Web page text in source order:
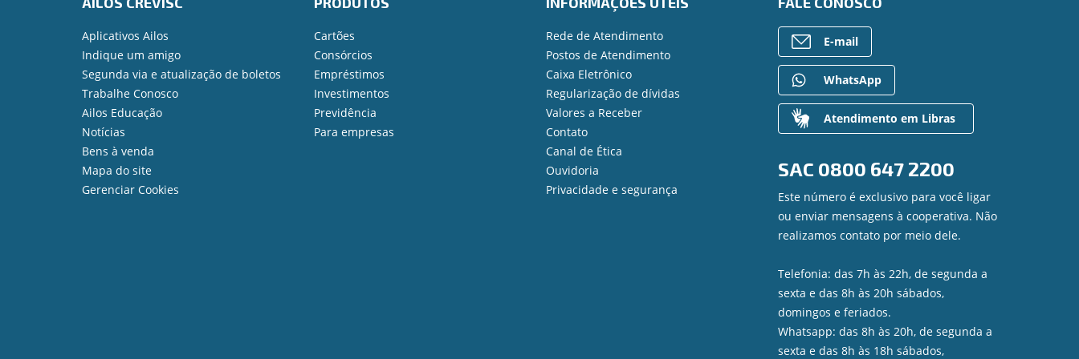
Aplicativos Ailos
Indique um amigo
Segunda via e atualização de boletos
Trabalhe Conosco
Ailos Educação
Notícias
Bens à venda
Mapa do site
Gerenciar Cookies
Cartões
Consórcios
Empréstimos
Investimentos
Previdência
Para empresas
Rede de Atendimento
Postos de Atendimento
Caixa Eletrônico
Regularização de dívidas
Valores a Receber
Contato
Canal de Ética
Ouvidoria
Privacidade e segurança
E-mail
WhatsApp
Atendimento em Libras
SAC 0800 647 2200
Este número é exclusivo para você ligar
ou enviar mensagens à cooperativa. Não
realizamos contato por meio dele.
Telefonia: das 7h às 22h, de segunda a
sexta e das 8h às 20h sábados,
domingos e feriados.
Whatsapp: das 8h às 20h, de segunda a
sexta e das 8h às 18h sábados,